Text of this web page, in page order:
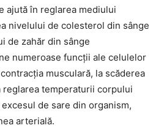
ajută în reglarea mediului
nivelului de colesterol din sânge
de zahăr din sânge
numeroase funcții ale celulelor
musculară, la scăderea
temperaturii corpului
de sare din organism,
arterială.